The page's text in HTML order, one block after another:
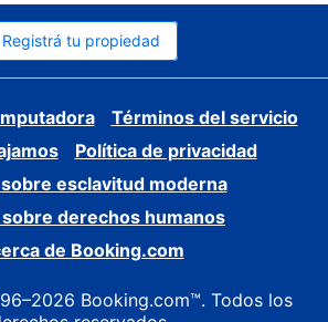
Registrá tu propiedad
Términos del servicio
Política de privacidad
esclavitud moderna
sobre derechos humanos
de Booking.com
Booking.com™. Todos los